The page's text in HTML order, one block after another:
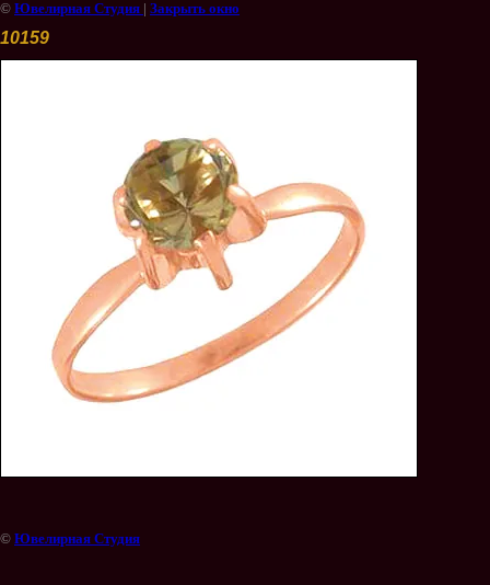
© Ювелирная Студия | Закрыть окно
10159
© Ювелирная Студия